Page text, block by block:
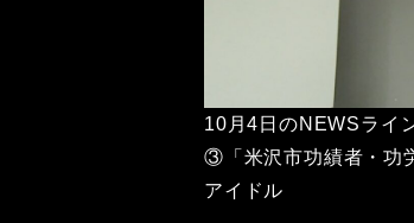
10月4日のNEWSライ
③「米沢市功績者・功
アイドル